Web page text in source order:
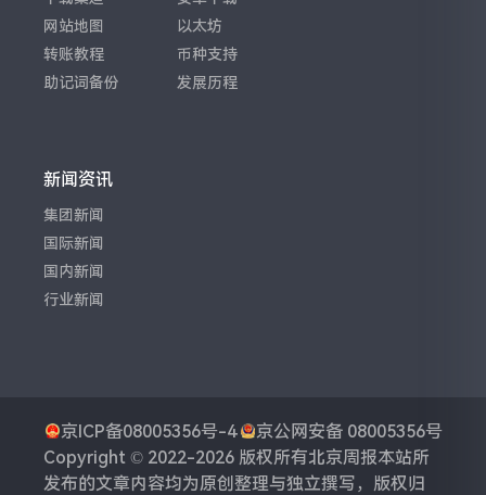
网站地图
转账教程
助记词备份
以太坊
币种支持
发展历程
新闻资讯
集团新闻
国际新闻
国内新闻
行业新闻
京ICP备08005356号-4
京公网安备 08005356号
Copyright © 2022-2026 版权所有北京周报本站所
发布的文章内容均为原创整理与独立撰写，版权归